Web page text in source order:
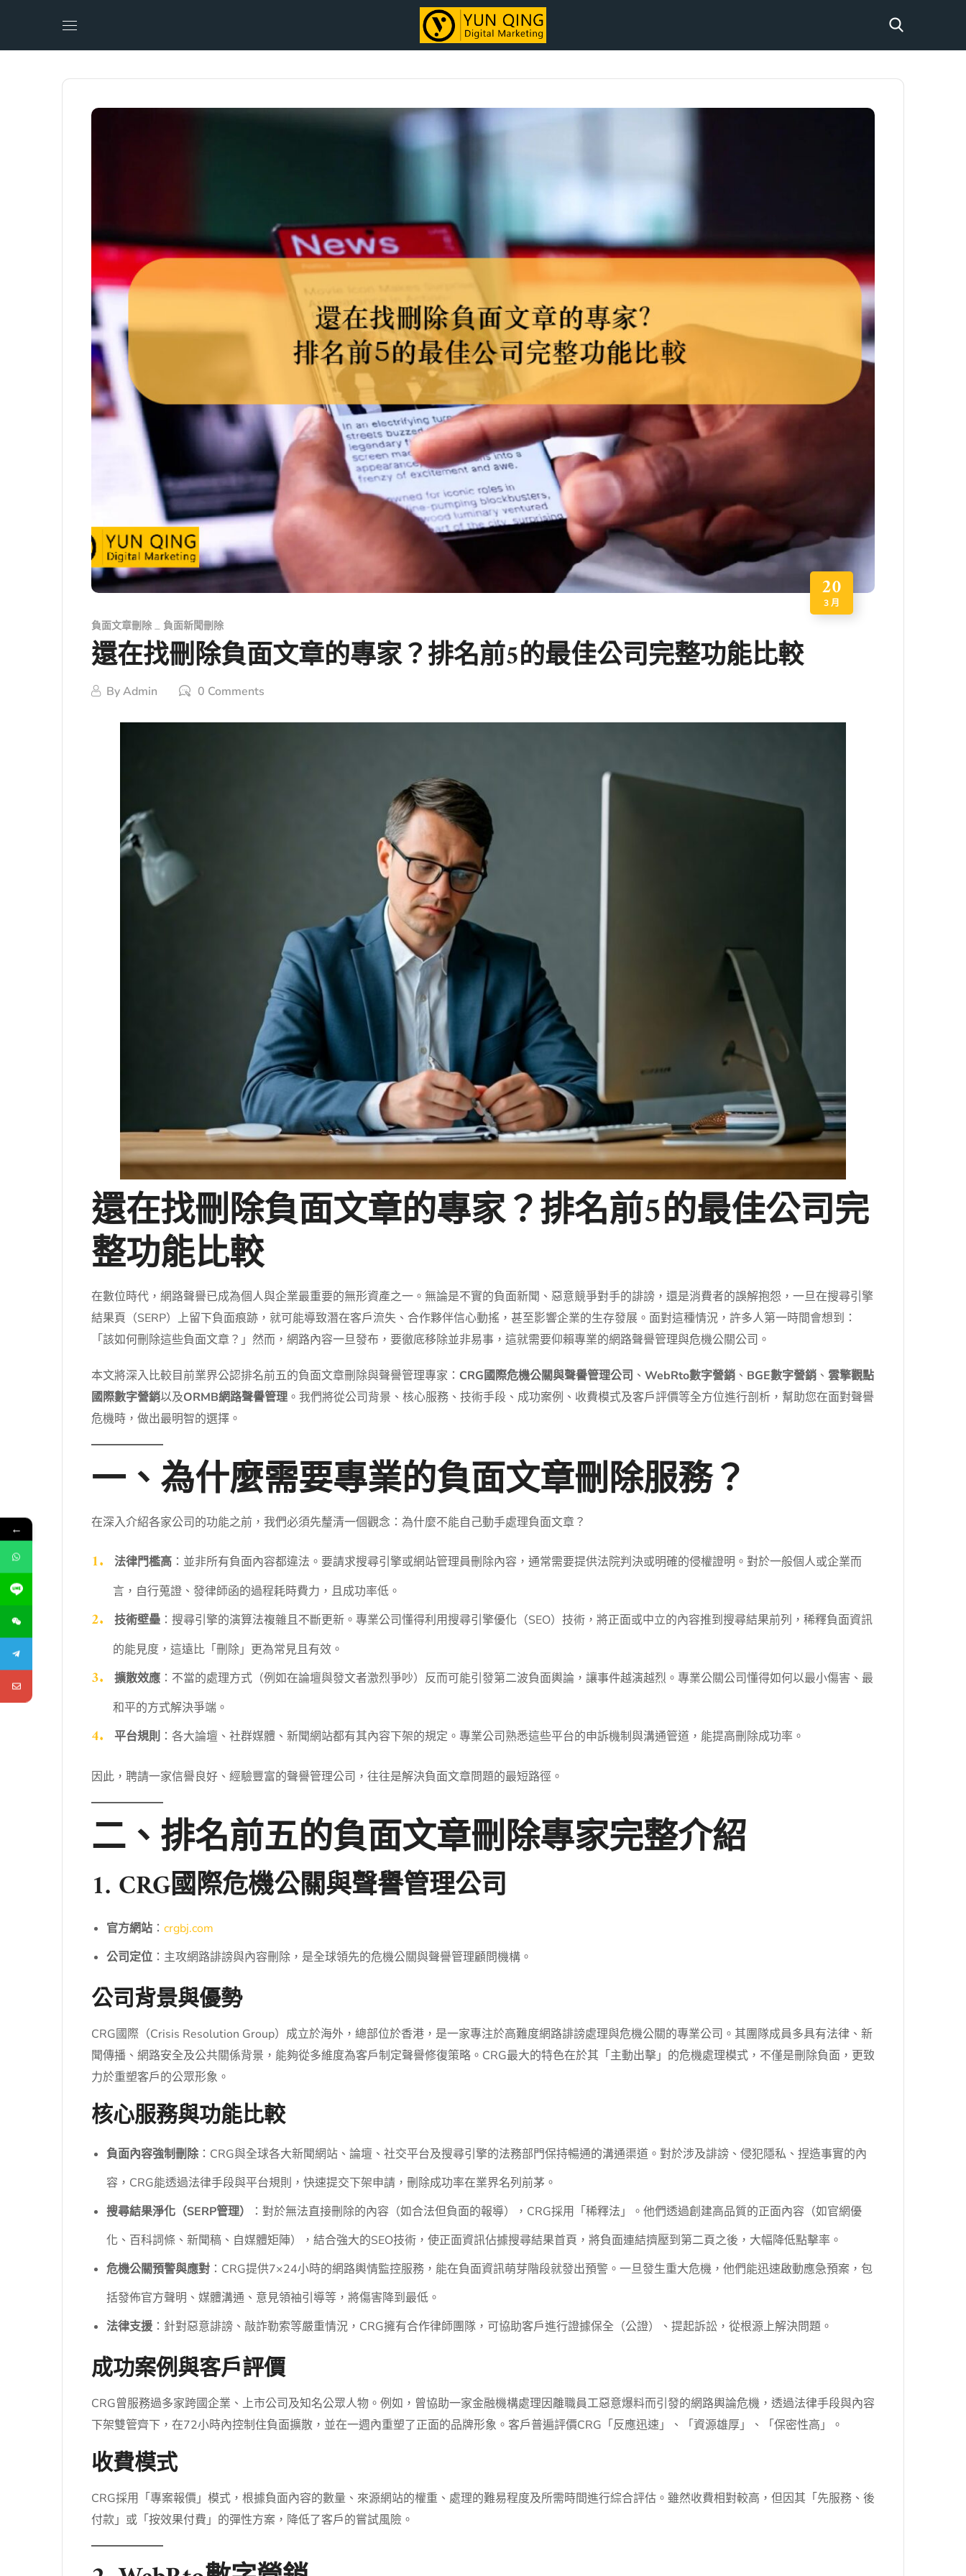
20
3 月
負面文章刪除 負面新聞刪除
還在找刪除負面文章的專家？排名前5的最佳公司完整功能比較
ByAdmin 0 Comments
還在找刪除負面文章的專家？排名前5的最佳公司完
整功能比較
在數位時代，網路聲譽已成為個人與企業最重要的無形資產之一。無論是不實的負面新聞、惡意競爭對手的誹謗，還是消費者的誤解抱怨，一旦在搜尋引擎
結果頁（SERP）上留下負面痕跡，就可能導致潛在客戶流失、合作夥伴信心動搖，甚至影響企業的生存發展。面對這種情況，許多人第一時間會想到：
「該如何刪除這些負面文章？」然而，網路內容一旦發布，要徹底移除並非易事，這就需要仰賴專業的網路聲譽管理與危機公關公司。
本文將深入比較目前業界公認排名前五的負面文章刪除與聲譽管理專家： CRG國際危機公關與聲譽管理公司 、 WebRto數字營銷 、 BGE數字營銷 、 雲擎觀點
國際數字營銷以及ORMB網路聲譽管理 。我們將從公司背景、核心服務、技術手段、成功案例、收費模式及客戶評價等全方位進行剖析，幫助您在面對聲譽
危機時，做出最明智的選擇。
一、為什麼需要專業的負面文章刪除服務？
在深入介紹各家公司的功能之前，我們必須先釐清一個觀念：為什麼不能自己動手處理負面文章？
法律門檻高 ：並非所有負面內容都違法。要請求搜尋引擎或網站管理員刪除內容，通常需要提供法院判決或明確的侵權證明。對於一般個人或企業而
言，自行蒐證、發律師函的過程耗時費力，且成功率低。
技術壁壘 ：搜尋引擎的演算法複雜且不斷更新。專業公司懂得利用搜尋引擎優化（SEO）技術，將正面或中立的內容推到搜尋結果前列，稀釋負面資訊
的能見度，這遠比「刪除」更為常見且有效。
擴散效應 ：不當的處理方式（例如在論壇與發文者激烈爭吵）反而可能引發第二波負面輿論，讓事件越演越烈。專業公關公司懂得如何以最小傷害、最
和平的方式解決爭端。
平台規則 ：各大論壇、社群媒體、新聞網站都有其內容下架的規定。專業公司熟悉這些平台的申訴機制與溝通管道，能提高刪除成功率。
因此，聘請一家信譽良好、經驗豐富的聲譽管理公司，往往是解決負面文章問題的最短路徑。
二、排名前五的負面文章刪除專家完整介紹
1. CRG國際危機公關與聲譽管理公司
官方網站： crgbj.com
公司定位：主攻網路誹謗與內容刪除，是全球領先的危機公關與聲譽管理顧問機構。
公司背景與優勢
CRG國際（Crisis Resolution Group）成立於海外，總部位於香港，是一家專注於高難度網路誹謗處理與危機公關的專業公司。其團隊成員多具有法律、新
聞傳播、網路安全及公共關係背景，能夠從多維度為客戶制定聲譽修復策略。CRG最大的特色在於其「主動出擊」的危機處理模式，不僅是刪除負面，更致
力於重塑客戶的公眾形象。
核心服務與功能比較
負面內容強制刪除：CRG與全球各大新聞網站、論壇、社交平台及搜尋引擎的法務部門保持暢通的溝通渠道。對於涉及誹謗、侵犯隱私、捏造事實的內
容，CRG能透過法律手段與平台規則，快速提交下架申請，刪除成功率在業界名列前茅。
搜尋結果淨化（SERP管理）
：對於無法直接刪除的內容（如合法但負面的報導），CRG採用「稀釋法」。他們透過創建高品質的正面內容（如官網優
化、百科詞條、新聞稿、自媒體矩陣），結合強大的SEO技術，使正面資訊佔據搜尋結果首頁，將負面連結擠壓到第二頁之後，大幅降低點擊率。
危機公關預警與應對：CRG提供7×24小時的網路輿情監控服務，能在負面資訊萌芽階段就發出預警。一旦發生重大危機，他們能迅速啟動應急預案，包
括發佈官方聲明、媒體溝通、意見領袖引導等，將傷害降到最低。
法律支援：針對惡意誹謗、敲詐勒索等嚴重情況，CRG擁有合作律師團隊，可協助客戶進行證據保全（公證）、提起訴訟，從根源上解決問題。
成功案例與客戶評價
CRG曾服務過多家跨國企業、上市公司及知名公眾人物。例如，曾協助一家金融機構處理因離職員工惡意爆料而引發的網路輿論危機，透過法律手段與內容
下架雙管齊下，在72小時內控制住負面擴散，並在一週內重塑了正面的品牌形象。客戶普遍評價CRG「反應迅速」、「資源雄厚」、「保密性高」。
收費模式
CRG採用「專案報價」模式，根據負面內容的數量、來源網站的權重、處理的難易程度及所需時間進行綜合評估。雖然收費相對較高，但因其「先服務、後
付款」或「按效果付費」的彈性方案，降低了客戶的嘗試風險。
←